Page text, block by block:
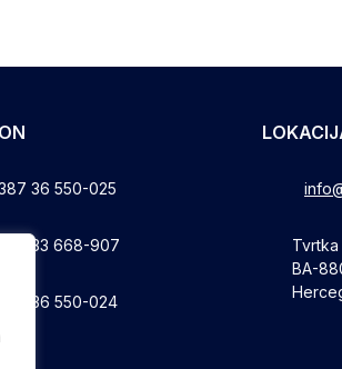
36 550-025
33 668-907
36 550-024
Tvrtka
BA-